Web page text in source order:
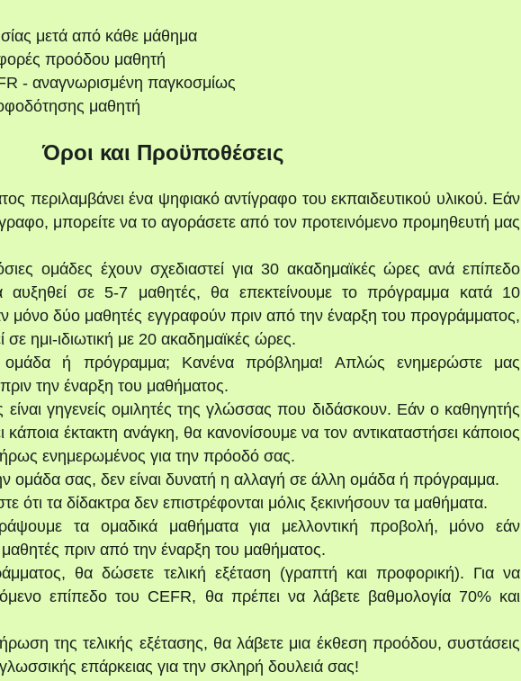
μετά από κάθε μάθημα
προόδου μαθητή
- αναγνωρισμένη παγκοσμίως
μαθητή
Όροι και Προϋποθέσεις
περιλαμβάνει ένα ψηφιακό αντίγραφο του εκπαιδευτικού υλικού. Εάν
μπορείτε να το αγοράσετε από τον προτεινόμενο προμηθευτή μας
ομάδες έχουν σχεδιαστεί για 30 ακαδημαϊκές ώρες ανά επίπεδο
σε 5-7 μαθητές, θα επεκτείνουμε το πρόγραμμα κατά 10
μόνο δύο μαθητές εγγραφούν πριν από την έναρξη του προγράμματος,
ημι-ιδιωτική με 20 ακαδημαϊκές ώρες.
ομάδα ή πρόγραμμα; Κανένα πρόβλημα! Απλώς ενημερώστε μας
την έναρξη του μαθήματος.
είναι γηγενείς ομιλητές της γλώσσας που διδάσκουν. Εάν ο καθηγητής
έκτακτη ανάγκη, θα κανονίσουμε να τον αντικαταστήσει κάποιος
ενημερωμένος για την πρόοδό σας.
ομάδα σας, δεν είναι δυνατή η αλλαγή σε άλλη ομάδα ή πρόγραμμα.
ότι τα δίδακτρα δεν επιστρέφονται μόλις ξεκινήσουν τα μαθήματα.
τα ομαδικά μαθήματα για μελλοντική προβολή, μόνο εάν
πριν από την έναρξη του μαθήματος.
θα δώσετε τελική εξέταση (γραπτή και προφορική). Για να
επίπεδο του CEFR, θα πρέπει να λάβετε βαθμολογία 70% και
της τελικής εξέτασης, θα λάβετε μια έκθεση προόδου, συστάσεις
γλωσσικής επάρκειας για την σκληρή δουλειά σας!